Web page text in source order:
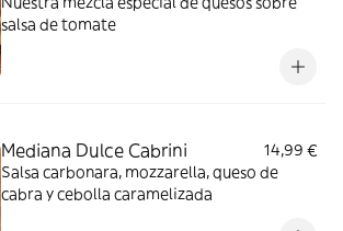
salsa de tomate
Mediana Dulce Cabrini
14,99 €
Salsa carbonara, mozzarella, queso de
cabra y cebolla caramelizada